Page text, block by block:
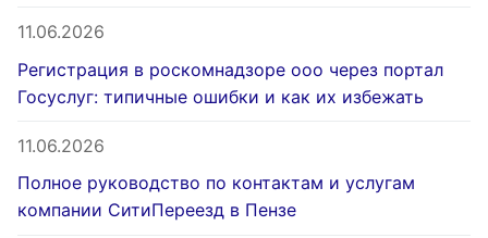
11.06.2026
Регистрация в роскомнадзоре ооо через портал
Госуслуг: типичные ошибки и как их избежать
11.06.2026
Полное руководство по контактам и услугам
компании СитиПереезд в Пензе